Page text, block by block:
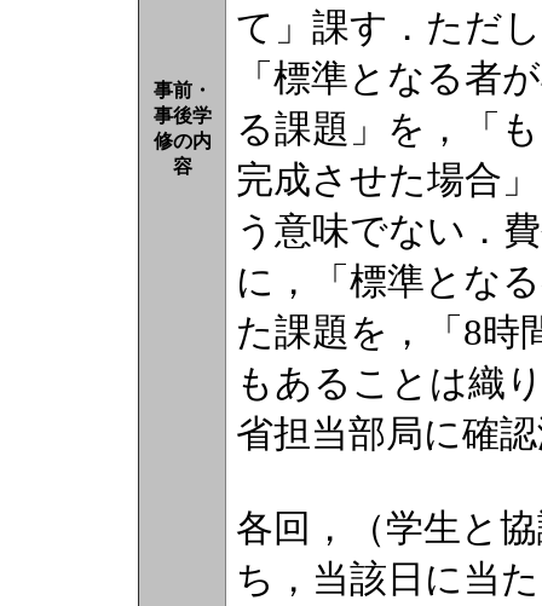
事前・
事後学
修の内
容
て」課す．ただ
「標準となる者
る課題」を，「
完成させた場合
う意味でない．
に，「標準とな
た課題を，「8時
もあることは織
省担当部局に確
各回，（学生と
ち，当該日に当